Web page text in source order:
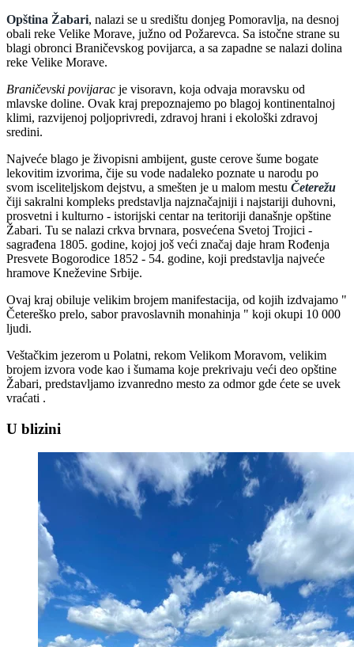
Opština Žabari, nalazi se u središtu donjeg Pomoravlja, na desnoj
obali reke Velike Morave, južno od Požarevca. Sa istočne strane su
blagi obronci Braničevskog povijarca, a sa zapadne se nalazi dolina
reke Velike Morave.
Braničevski povijarac je visoravn, koja odvaja moravsku od
mlavske doline. Ovak kraj prepoznajemo po blagoj kontinentalnoj
klimi, razvijenoj poljoprivredi, zdravoj hrani i ekološki zdravoj
sredini.
Najveće blago je živopisni ambijent, guste cerove šume bogate
lekovitim izvorima, čije su vode nadaleko poznate u narodu po
svom isceliteljskom dejstvu, a smešten je u malom mestu Četerežu
čiji sakralni kompleks predstavlja najznačajniji i najstariji duhovni,
prosvetni i kulturno - istorijski centar na teritoriji današnje opštine
Žabari. Tu se nalazi crkva brvnara, posvećena Svetoj Trojici -
sagrađena 1805. godine, kojoj još veći značaj daje hram Rođenja
Presvete Bogorodice 1852 - 54. godine, koji predstavlja najveće
hramove Kneževine Srbije.
Ovaj kraj obiluje velikim brojem manifestacija, od kojih izdvajamo "
Četereško prelo, sabor pravoslavnih monahinja " koji okupi 10 000
ljudi.
Veštačkim jezerom u Polatni, rekom Velikom Moravom, velikim
brojem izvora vode kao i šumama koje prekrivaju veći deo opštine
Žabari, predstavljamo izvanredno mesto za odmor gde ćete se uvek
vraćati .
U blizini